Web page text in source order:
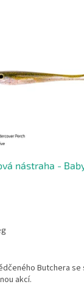
nástraha -
Butchera se
akcí.